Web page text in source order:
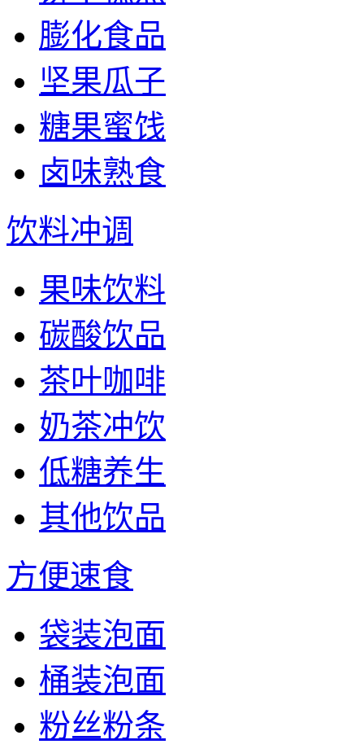
膨化食品
坚果瓜子
糖果蜜饯
卤味熟食
饮料冲调
果味饮料
碳酸饮品
茶叶咖啡
奶茶冲饮
低糖养生
其他饮品
方便速食
袋装泡面
桶装泡面
粉丝粉条